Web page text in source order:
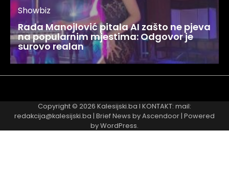
Showbiz
Rada Manojlović pitala AI zašto ne pjeva
na popularnim mjestima: Odgovor je
surovo realan
Copyright © 2026 Kalesijski.ba I KONTAKT: mail:
redakcija@kalesijski.ba | Brief News byAscendoor| Powered
byWordPress.